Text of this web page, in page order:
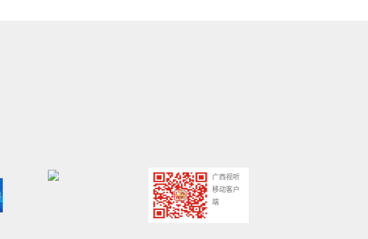
广西视听
移动客户
端